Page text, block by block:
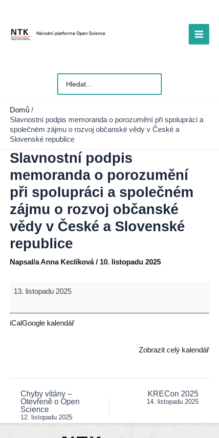
obsah
Main
pro:
Domů
Slavnostní podpis memoranda o porozumění při spolupráci a
společném zájmu o rozvoj občanské vědy v České a
Slovenské republice
Slavnostní podpis
memoranda o porozumění
při spolupráci a společném
zájmu o rozvoj občanské
vědy v České a Slovenské
republice
Napsal/aAnna Keclíková/ 10. listopadu 2025
Slavnostní
o
společném
zájmu
rozvoj
13. listopadu 2025
iCalGoogle kalendář
Zobrazit celý kalendář
Post
navigation
Chyby vítány –
Otevřeně o Open
Science
12. listopadu 2025
KRECon 2025
14. listopadu 2025